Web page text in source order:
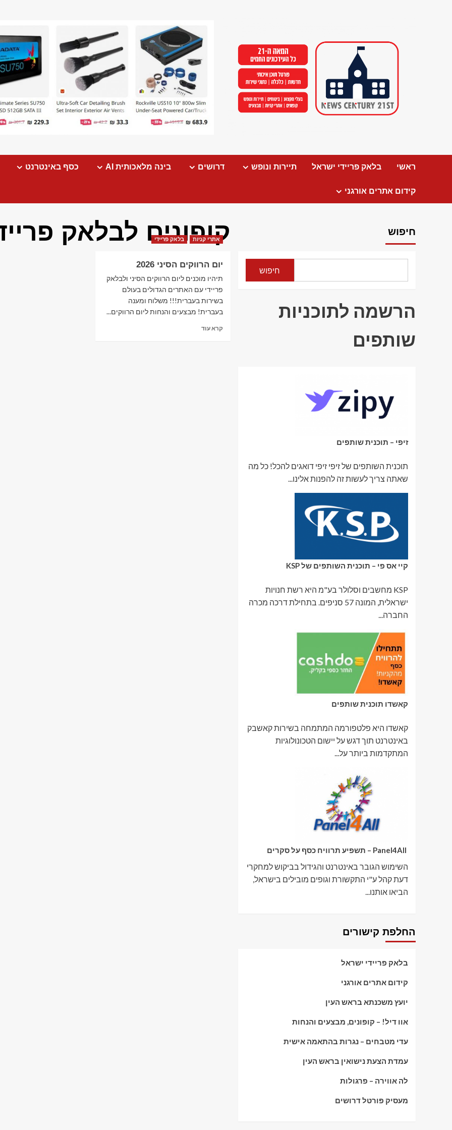
ראשי בלאק פריידי ישראל תיירות ונופש דרושים בינה מלאכותית AI כסף באינטרנט
קידום אתרים אורגני
קופונים לבלאק
אתרי קניות בלאק פריידי
יום הרווקים הסיני 2026
תיהיו מוכנים ליום הרווקים הסיני ולבלאק
פריידי עם האתרים הגדולים בעולם
בשירות בעברית!!! משלוח ומענה
בעברית! מבצעים והנחות ליום הרווקים...
קרא עודRead
חיפוש
חיפוש
הרשמה לתוכניות
שותפים
זיפי – תוכנית שותפים
תוכנית השותפים של זיפי זיפי דואגים להכל! כל מה
שאתה צריך לעשות זה להפנות אלינו...
קיי אס פי – תוכנית השותפים של KSP
KSP מחשבים וסלולר בע"מ היא רשת חנויות
ישראלית, המונה 57 סניפים. בתחילת דרכה מכרה
החברה...
קאשדו תוכנית שותפים
קאשדו היא פלטפורמה המתמחה בשירות קאשבק
באינטרנט תוך דגש על יישום הטכונולוגיות
המתקדמות ביותר על...
השימוש הגובר באינטרנט והגידול בביקוש למחקרי
דעת קהל ע"י התקשורת וגופים מובילים בישראל,
הביאו אותנו...
החלפת קישורים
בלאק פריידי ישראל
קידום אתרים אורגני
יועץ משכנתא בראש העין
אוו דיל! – קופונים, מבצעים והנחות
עדי מטבחים – נגרות בהתאמה אישית
עמדת הצעת נישואין בראש העין
לה אווירה – פרגולות
מעסיק פורטל דרושים